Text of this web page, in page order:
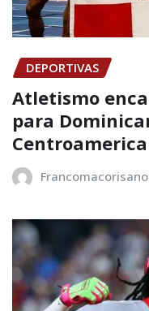
DEPORTIVAS
Atletismo
para